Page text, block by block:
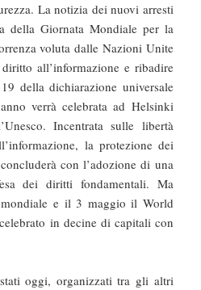
La notizia dei nuovi arresti
della Giornata Mondiale per la
voluta dalle Nazioni Unite
all’informazione e ribadire
della dichiarazione universale
verrà celebrata ad Helsinki
Incentrata sulle libertà
la protezione dei
con l’adozione di una
dei diritti fondamentali. Ma
e il 3 maggio il World
in decine di capitali con
oggi, organizzati tra gli altri